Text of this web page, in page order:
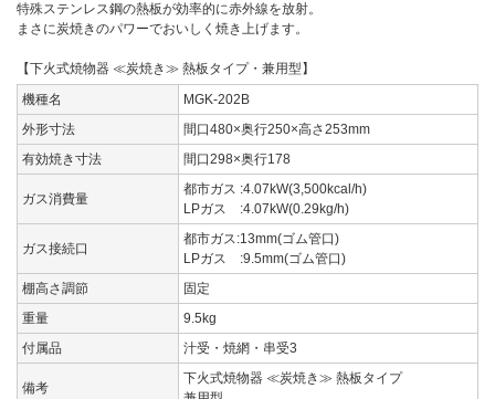
特殊ステンレス鋼の熱板が効率的に赤外線を放射。
まさに炭焼きのパワーでおいしく焼き上げます。
【下火式焼物器 ≪炭焼き≫ 熱板タイプ・兼用型】
機種名
MGK-202B
外形寸法
間口480×奥行250×高さ253mm
有効焼き寸法
間口298×奥行178
ガス消費量
都市ガス :4.07kW(3,500kcal/h)
LPガス :4.07kW(0.29kg/h)
ガス接続口
都市ガス:13mm(ゴム管口)
LPガス :9.5mm(ゴム管口)
棚高さ調節
固定
重量
9.5kg
付属品
汁受・焼網・串受3
備考
下火式焼物器 ≪炭焼き≫ 熱板タイプ